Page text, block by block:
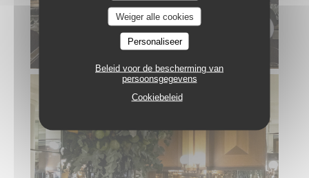
Weiger alle cookies
Personaliseer
Beleid voor de bescherming van
persoonsgegevens
Cookiebeleid